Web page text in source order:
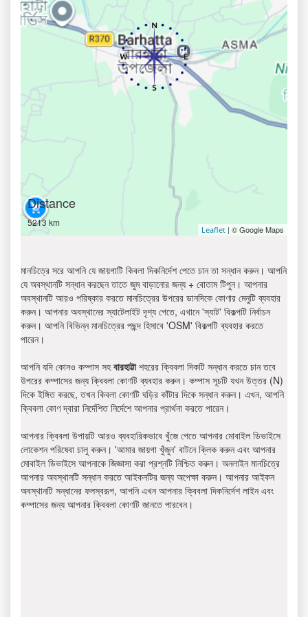
Distance
5213 km
Leaflet | © Google Maps
মানচিত্রে সরে আপনি যে জায়গাটি কিবলা দিকনির্দেশ পেতে চান তা সন্ধান করুন। আপনি
যে অবস্থানটি সন্ধান করছেন তাতে জুম বাড়ানোর জন্য + বোতাম টিপুন। আপনার
অবস্থানটি আরও পরিষ্কার করতে মানচিত্রের উপরের ডানদিকে কোণার মেনুটি ব্যবহার
করুন। আপনার অবস্থানের স্যাটেলাইট দৃশ্য পেতে, এখানে 'স্যাট' বিকল্পটি নির্বাচন
করুন। আপনি বিভিন্ন মানচিত্রের পছন্দ হিসাবে 'OSM' বিকল্পটি ব্যবহার করতে
পারেন।
আপনি যদি কোনও কম্পাস সহবারহাট্টাশহরের ক্বিবলা দিকটি সন্ধান করতে চান তবে
উপরের কম্পাসের জন্য ক্বিবলা কোণটি ব্যবহার করুন। কম্পাস সূচটি যখন উত্তর (N)
দিকে ইঙ্গিত করছে, তখন কিবলা কোণটি ঘড়ির কাঁটার দিকে সন্ধান করুন। এখন, আপনি
ক্বিবলা কোণ দ্বারা নির্দেশিত নির্দেশে আপনার প্রার্থনা করতে পারেন।
আপনার ক্বিবলা উপায়টি আরও ব্যবহারিকভাবে খুঁজে পেতে আপনার মোবাইল ডিভাইসে
লোকেশন পরিষেবা চালু করুন। 'আমার জায়গা খুঁজুন' বাটনে ক্লিক করুন এবং আপনার
মোবাইল ডিভাইসে আপনাকে জিজ্ঞাসা করা প্রশ্নটি নিশ্চিত করুন। অনলাইন মানচিত্রে
আপনার অবস্থানটি সন্ধান করতে আইকনটির জন্য অপেক্ষা করুন। আপনার আইকন
অবস্থানটি সন্ধানের ফলস্বরূপ, আপনি এখন আপনার ক্বিবলা দিকনির্দেশ লাইন এবং
কম্পাসের জন্য আপনার ক্বিবলা কোণটি জানতে পারবেন।